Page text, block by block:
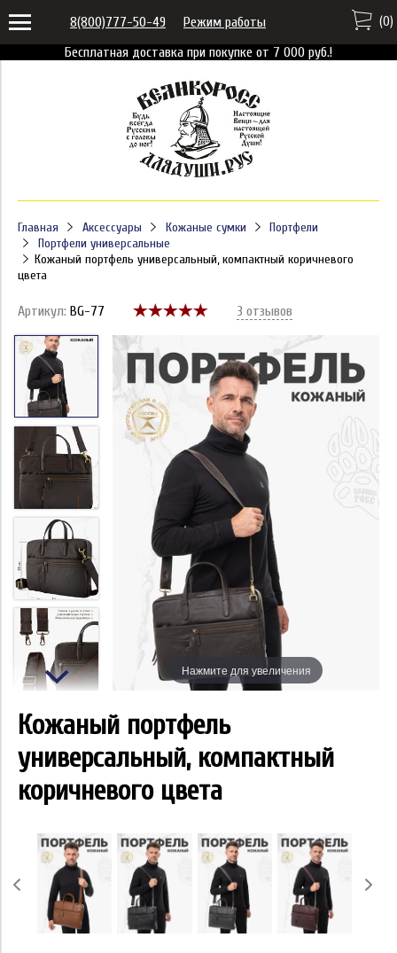
Бесплатная доставка при покупке от 7 000 руб.!
8(800)777-50-49 Режим работы (0)
Главная Аксессуары Кожаные сумки
Портфели
Портфели универсальные
Кожаный портфель универсальный, компактный коричневого
цвета
Артикул: BG-77 3 отзывов
Нажмите для увеличения
Кожаный портфель
универсальный, компактный
коричневого цвета